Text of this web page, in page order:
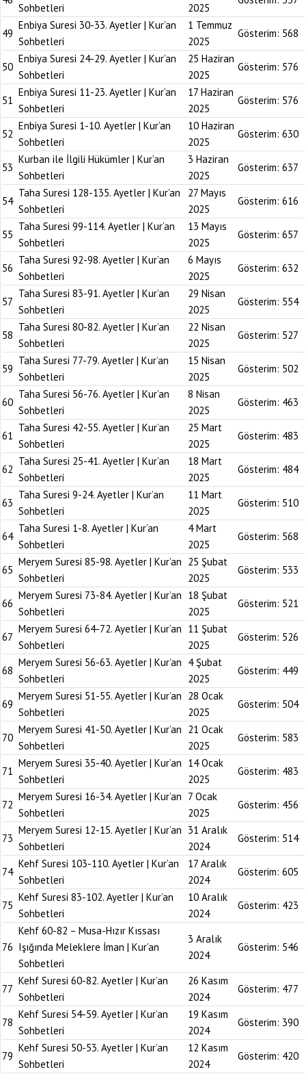
Sohbetleri 2025
49
Enbiya Suresi 30-33. Ayetler | Kur’an
Sohbetleri
1 Temmuz
2025
Gösterim: 568
50
Enbiya Suresi 24-29. Ayetler | Kur’an
Sohbetleri
25 Haziran
2025
Gösterim: 576
51
Enbiya Suresi 11-23. Ayetler | Kur’an
Sohbetleri
17 Haziran
2025
Gösterim: 576
52
Enbiya Suresi 1-10. Ayetler | Kur’an
Sohbetleri
10 Haziran
2025
Gösterim: 630
53
Kurban ile İlgili Hükümler | Kur’an
Sohbetleri
3 Haziran
2025
Gösterim: 637
54
Taha Suresi 128-135. Ayetler | Kur’an
Sohbetleri
27 Mayıs
2025
Gösterim: 616
55
Taha Suresi 99-114. Ayetler | Kur’an
Sohbetleri
13 Mayıs
2025
Gösterim: 657
56
Taha Suresi 92-98. Ayetler | Kur’an
Sohbetleri
6 Mayıs
2025
Gösterim: 632
57
Taha Suresi 83-91. Ayetler | Kur’an
Sohbetleri
29 Nisan
2025
Gösterim: 554
58
Taha Suresi 80-82. Ayetler | Kur’an
Sohbetleri
22 Nisan
2025
Gösterim: 527
59
Taha Suresi 77-79. Ayetler | Kur’an
Sohbetleri
15 Nisan
2025
Gösterim: 502
60
Taha Suresi 56-76. Ayetler | Kur’an
Sohbetleri
8 Nisan
2025
Gösterim: 463
61
Taha Suresi 42-55. Ayetler | Kur’an
Sohbetleri
25 Mart
2025
Gösterim: 483
62
Taha Suresi 25-41. Ayetler | Kur’an
Sohbetleri
18 Mart
2025
Gösterim: 484
63
Taha Suresi 9-24. Ayetler | Kur’an
Sohbetleri
11 Mart
2025
Gösterim: 510
64
Taha Suresi 1-8. Ayetler | Kur’an
Sohbetleri
4 Mart
2025
Gösterim: 568
65
Meryem Suresi 85-98. Ayetler | Kur’an
Sohbetleri
25 Şubat
2025
Gösterim: 533
66
Meryem Suresi 73-84. Ayetler | Kur’an
Sohbetleri
18 Şubat
2025
Gösterim: 521
67
Meryem Suresi 64-72. Ayetler | Kur’an
Sohbetleri
11 Şubat
2025
Gösterim: 526
68
Meryem Suresi 56-63. Ayetler | Kur’an
Sohbetleri
4 Şubat
2025
Gösterim: 449
69
Meryem Suresi 51-55. Ayetler | Kur’an
Sohbetleri
28 Ocak
2025
Gösterim: 504
70
Meryem Suresi 41-50. Ayetler | Kur’an
Sohbetleri
21 Ocak
2025
Gösterim: 583
71
Meryem Suresi 35-40. Ayetler | Kur’an
Sohbetleri
14 Ocak
2025
Gösterim: 483
72
Meryem Suresi 16-34. Ayetler | Kur’an
Sohbetleri
7 Ocak
2025
Gösterim: 456
73
Meryem Suresi 12-15. Ayetler | Kur’an
Sohbetleri
31 Aralık
2024
Gösterim: 514
74
Kehf Suresi 103-110. Ayetler | Kur’an
Sohbetleri
17 Aralık
2024
Gösterim: 605
75
Kehf Suresi 83-102. Ayetler | Kur’an
Sohbetleri
10 Aralık
2024
Gösterim: 423
76
Kehf 60-82 – Musa-Hızır Kıssası
Işığında Meleklere İman | Kur’an
Sohbetleri
3 Aralık
2024
Gösterim: 546
77
Kehf Suresi 60-82. Ayetler | Kur’an
Sohbetleri
26 Kasım
2024
Gösterim: 477
78
Kehf Suresi 54-59. Ayetler | Kur’an
Sohbetleri
19 Kasım
2024
Gösterim: 390
79
Kehf Suresi 50-53. Ayetler | Kur’an
Sohbetleri
12 Kasım
2024
Gösterim: 420